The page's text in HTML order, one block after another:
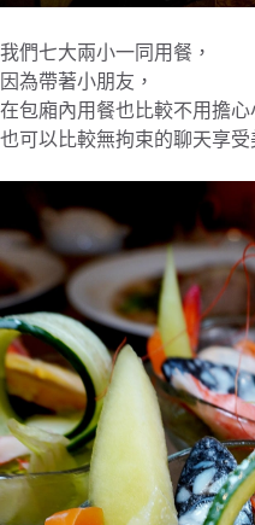
我們七大兩小一同用餐，
因為帶著小朋友，
在包廂內用餐也比較不用擔心
也可以比較無拘束的聊天享受